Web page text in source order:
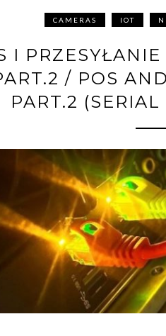
CAMERAS IOT
I
/ POS
PART.2